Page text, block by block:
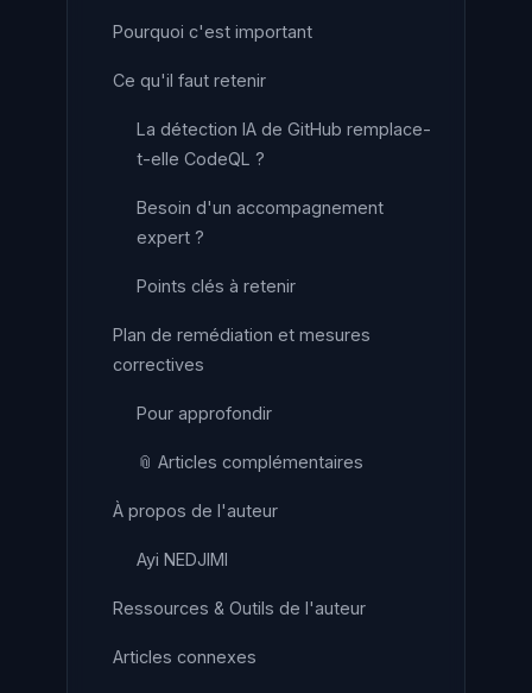
Pourquoi c'est important
Ce qu'il faut retenir
La détection IA de GitHub remplace-
t-elle CodeQL ?
Besoin d'un accompagnement
expert ?
Points clés à retenir
Plan de remédiation et mesures
correctives
Pour approfondir
📎 Articles complémentaires
À propos de l'auteur
Ayi NEDJIMI
Ressources & Outils de l'auteur
Articles connexes